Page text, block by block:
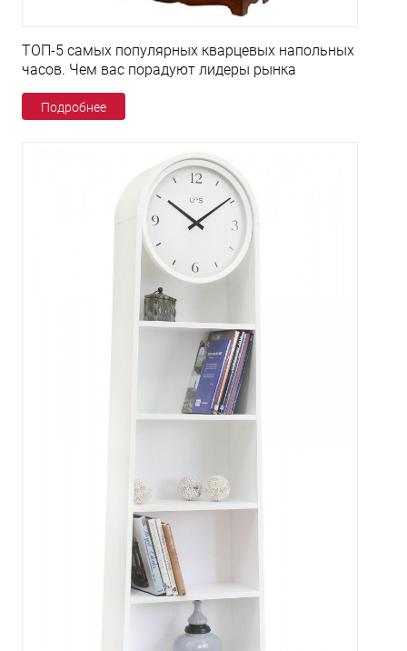
ТОП-5 самых популярных кварцевых напольных
часов. Чем вас порадуют лидеры рынка
Подробнее